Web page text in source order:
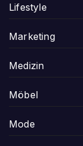
Lifestyle
Marketing
Medizin
Möbel
Mode